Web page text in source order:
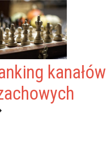
kanałów